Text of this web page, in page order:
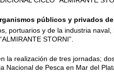
públicos y privados
portuarios y de la industria naval,
STORNI”.
la realización de tres jornadas;
Nacional de Pesca en Mar del